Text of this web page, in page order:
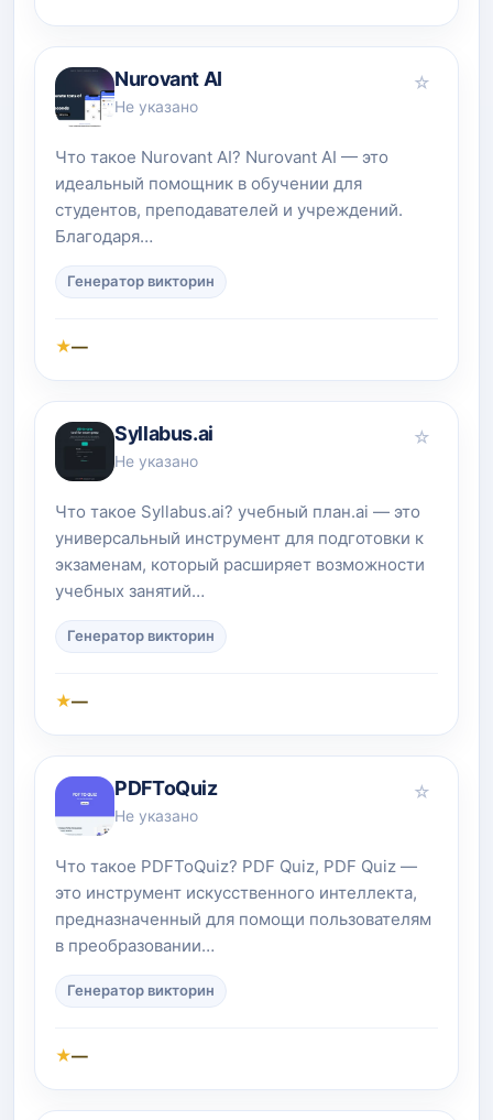
Nurovant AI
Не указано
☆
Что такое Nurovant AI? Nurovant AI — это
идеальный помощник в обучении для
студентов, преподавателей и учреждений.
Благодаря…
Генератор викторин
★—
Syllabus.ai
Не указано
☆
Что такое Syllabus.ai? учебный план.ai — это
универсальный инструмент для подготовки к
экзаменам, который расширяет возможности
учебных занятий…
Генератор викторин
★—
PDFToQuiz
Не указано
☆
Что такое PDFToQuiz? PDF Quiz, PDF Quiz —
это инструмент искусственного интеллекта,
предназначенный для помощи пользователям
в преобразовании…
Генератор викторин
★—